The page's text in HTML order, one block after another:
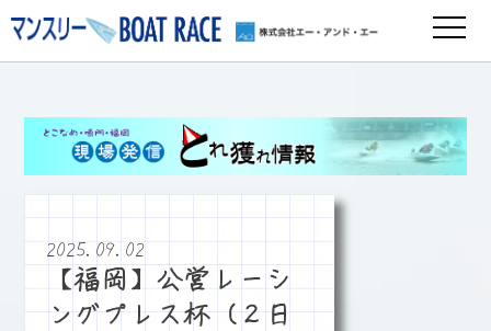
2025.09.02
【福岡】公営レーシ
ングプレス杯（２日